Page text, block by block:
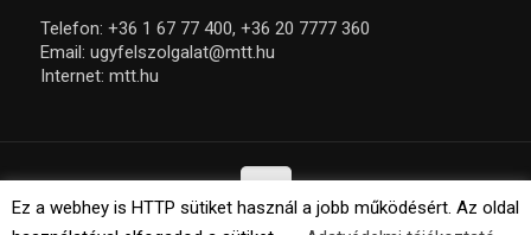
Telefon: +36 1 67 77 400, +36 20 7777 360
Email: ugyfelszolgalat@mtt.hu
Internet: mtt.hu
Ez a webhey is HTTP sütiket használ a jobb működésért. Az oldal